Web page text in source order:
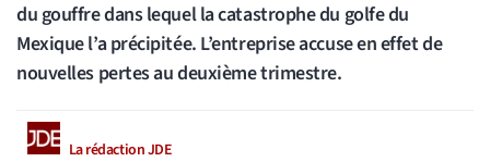
du gouffre dans lequel la catastrophe du golfe du
Mexique l’a précipitée. L’entreprise accuse en effet de
nouvelles pertes au deuxième trimestre.
La rédaction JDE